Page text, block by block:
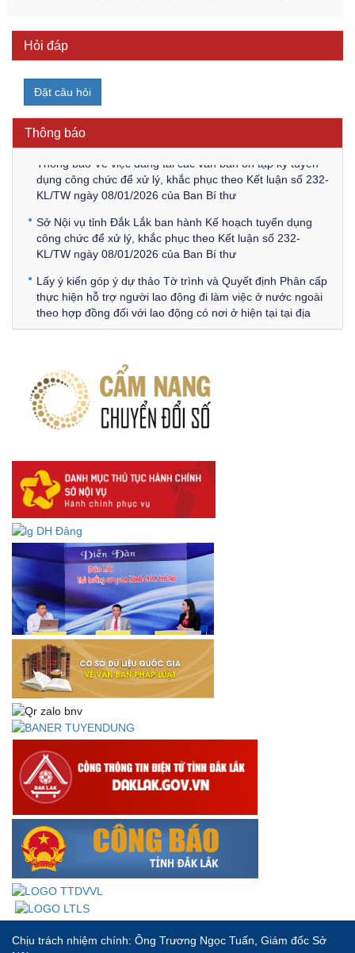
Hỏi đáp
Đặt câu hỏi
Thông báo
Kế hoạch Kiểm tra, sát hạch để tiếp nhận vào làm công
Thông báo Về việc triệu tập thí sinh tham gia thi tuyển
công chức để xử lý, khắc phục theo Kết luận số 232-
KL/TW ngày 08/01/2026 của Ban Bí thư
dụng công chức để xử lý, khắc phục theo Kết luận số 232-
KL/TW ngày 08/01/2026 của Ban Bí thư
Sở Nội vụ tỉnh Đắk Lắk ban hành Kế hoạch tuyển dụng
công chức để xử lý, khắc phục theo Kết luận số 232-
KL/TW ngày 08/01/2026 của Ban Bí thư
Lấy ý kiến góp ý dự thảo Tờ trình và Quyết định Phân cấp
thực hiện hỗ trợ người lao động đi làm việc ở nước ngoài
theo hợp đồng đối với lao động có nơi ở hiện tại tại địa
phương
hiện quy định về người lao động nước ngoài làm việc trên
địa bàn tỉnh Đắk Lắk theo trình tự, thủ tục rút gọn trong
xây dựng, ban hành văn bản quy phạm pháp luật
Góp ý dự thảo Thông tư quy định nghiệp vụ lưu trữ tài liệu
DANH SÁCH HỒ SƠ CÁN BỘ ĐI B TỈNH ĐĂK LẮK -
Lấy ý kiến dự thảo Quyết định quy phạm pháp luật quy
định về thành lập, tổ chức và hoạt động của tổ chức phối
hợp liên ngành
Thông báo về việc tải biểu mẫu báo cáo kết quả 06 năm
thực hiện Nghị quyết số 18-NQ/TW và Nghị quyết số 19-
NQ/TW
Thư chúc mừng của Bộ trưởng Bộ Nội vụ nhân dịp kỷ
niệm 78 năm Ngày thành lập Bộ Nội vụ, Ngày truyền
thống ngành Tổ chức nhà nước (28/8/1945-28/8/2023)
Thông báo về việc đăng tải Bộ câu hỏi và gợi ý trả lời Hội
thi dân vận khéo năm 2023
Chịu trách nhiệm chính: Ông Trương Ngọc Tuấn, Giám đốc Sở